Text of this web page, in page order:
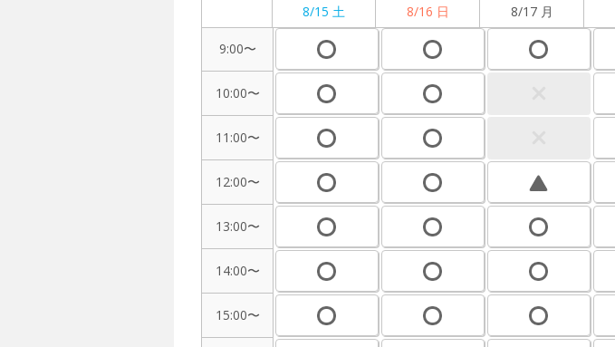
8/15 土 8/16 日 8/17 月
9:00〜
10:00〜
11:00〜
12:00〜
13:00〜
14:00〜
15:00〜